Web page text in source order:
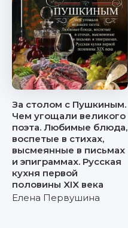
За столом с Пушкиным.
Чем угощали великого
поэта. Любимые блюда,
воспетые в стихах,
высмеянные в письмах
и эпиграммах. Русская
кухня первой
половины XIX века
Елена Первушина